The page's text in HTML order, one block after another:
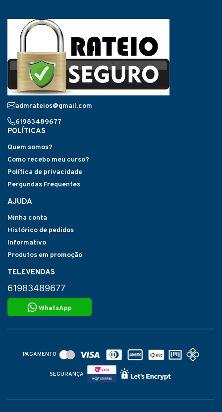
admrateios@gmail.com
61983489677
POLÍTICAS
Quem somos?
Como recebo meu curso?
Política de privacidade
Pergundas Frequentes
AJUDA
Minha conta
Histórico de pedidos
Informativo
Produtos em promoção
TELEVENDAS
61983489677
WhatsApp
PAGAMENTO
SEGURANÇA